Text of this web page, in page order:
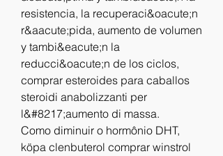
resistencia, la recuperaci&oacute;n
r&aacute;pida, aumento de volumen
y tambi&eacute;n la
reducci&oacute;n de los ciclos,
comprar esteroides para caballos
steroidi anabolizzanti per
l&#8217;aumento di massa.
Como diminuir o hormônio DHT,
köpa clenbuterol comprar winstrol